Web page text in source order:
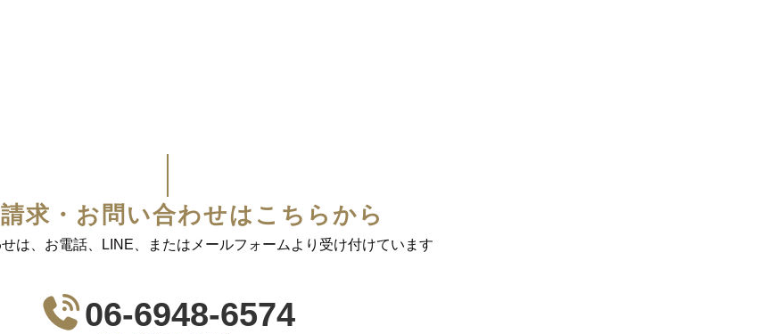
求・お問い合わせはこちらから
は、お電話、LINE、またはメールフォームより受け付けています
06-6948-6574